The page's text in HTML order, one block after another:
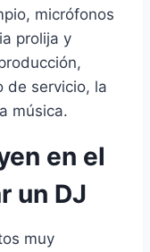
micrófonos
prolija y
de servicio, la
música.
en el
un DJ
muy